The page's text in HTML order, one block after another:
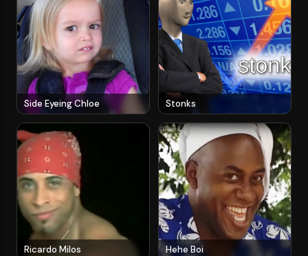
Side Eyeing Chloe Stonks
Ricardo Milos Hehe Boi